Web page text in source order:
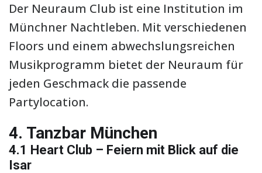
Der Neuraum Club ist eine Institution im
Münchner Nachtleben. Mit verschiedenen
Floors und einem abwechslungsreichen
Musikprogramm bietet der Neuraum für
jeden Geschmack die passende
Partylocation.
4. Tanzbar München
4.1 Heart Club – Feiern mit Blick auf die
Isar